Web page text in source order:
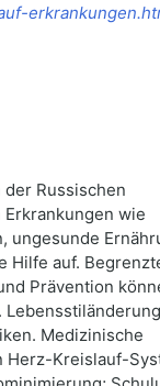
Russischen
wie
ungesunde
Hilfe auf.
Prävention
Medizinische
Herz-Kreislauf-